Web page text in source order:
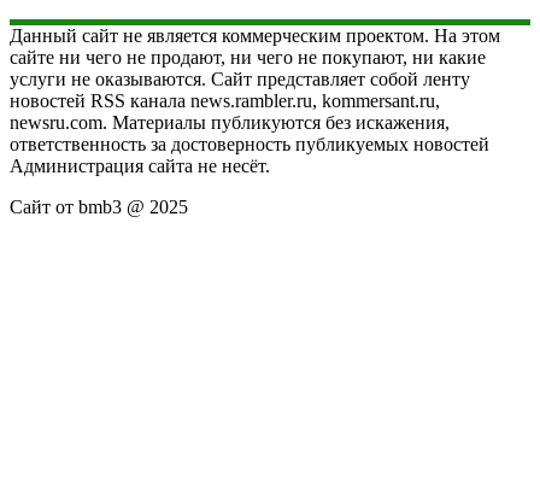
Данный сайт не является коммерческим проектом. На этом
сайте ни чего не продают, ни чего не покупают, ни какие
услуги не оказываются. Сайт представляет собой ленту
новостей RSS канала news.rambler.ru, kommersant.ru,
newsru.com. Материалы публикуются без искажения,
ответственность за достоверность публикуемых новостей
Администрация сайта не несёт.
Сайт от bmb3 @ 2025